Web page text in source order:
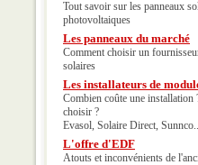
Tout savoir sur les panneaux
photovoltaiques
Les panneaux du marché
Comment choisir un
solaires
Les installateurs de
Combien coûte une installation
choisir ?
Evasol, Solaire Direct,
L'offre d'EDF
Atouts et inconvénients de